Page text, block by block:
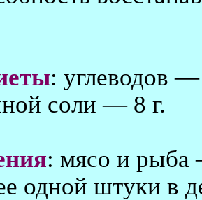
: углеводов
соли — 8 г.
: мясо и рыба
одной штуки в